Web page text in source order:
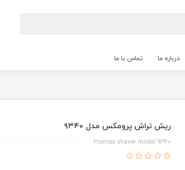
درباره ما تماس با ما
ریش تراش پرومکس مدل ۹۳۴۰
Promax shaver model 9340